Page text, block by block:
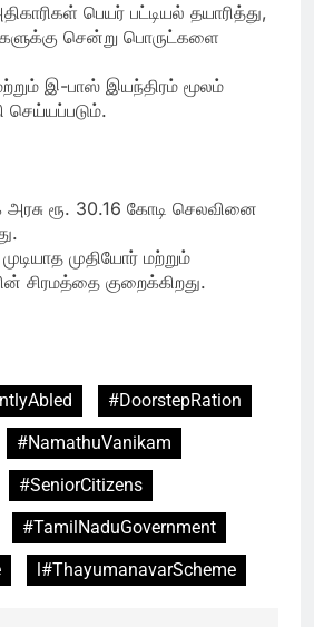
பெயர் பட்டியல் தயாரித்து,
சென்று பொருட்களை
இ-பாஸ் இயந்திரம் மூலம்
செய்யப்படும்.
ரூ. 30.16 கோடி செலவினை
முதியோர் மற்றும்
சிரமத்தை குறைக்கிறது.
#DoorstepRation
#NamathuVanikam
#SeniorCitizens
#TamilNaduGovernment
l#ThayumanavarScheme